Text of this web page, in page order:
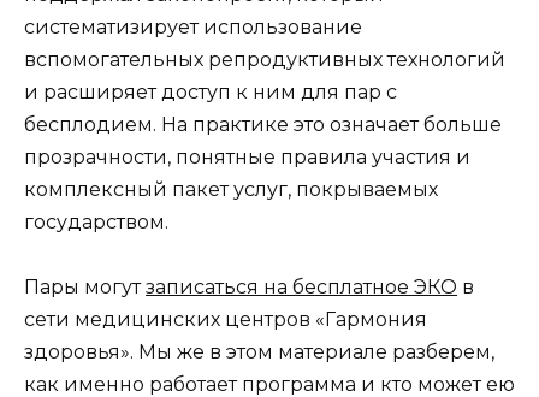
систематизирует использование
вспомогательных репродуктивных технологий
и расширяет доступ к ним для пар с
бесплодием. На практике это означает больше
прозрачности, понятные правила участия и
комплексный пакет услуг, покрываемых
государством.
Пары могутзаписаться на бесплатное ЭКО в
сети медицинских центров «Гармония
здоровья». Мы же в этом материале разберем,
как именно работает программа и кто может ею